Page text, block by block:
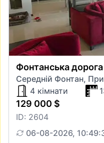
Фонтанська
Середній Фонтан,
4 кімнати
129 000 $
ID: 2604
06-08-2026,